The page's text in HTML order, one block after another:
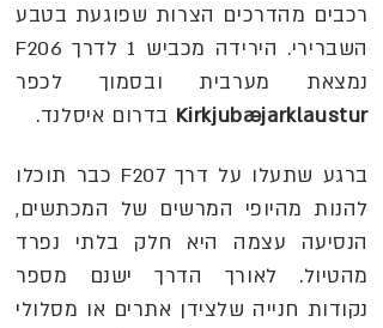
רכבים מהדרכים הצרות שפוגעת בטבע
השברירי. הירידה מכביש 1 לדרך F206
נמצאת מערבית ובסמוך לכפר
Kirkjubæjarklaustur בדרום איסלנד.
ברגע שתעלו על דרך F207 כבר תוכלו
להנות מהיופי המרשים של המכתשים,
הנסיעה עצמה היא חלק בלתי נפרד
מהטיול. לאורך הדרך ישנם מספר
נקודות חנייה שלצידן אתרים או מסלולי